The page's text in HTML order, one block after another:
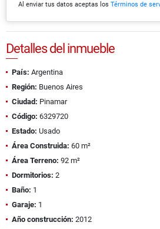
Al enviar tus datos aceptas los Términos de
Detalles del inmueble
País: Argentina
Región: Buenos Aires
Ciudad: Pinamar
Código: 6329720
Estado: Usado
Área Construida: 60 m²
Área Terreno: 92 m²
Dormitorios: 2
Baño: 1
Garaje: 1
Año construcción: 2012